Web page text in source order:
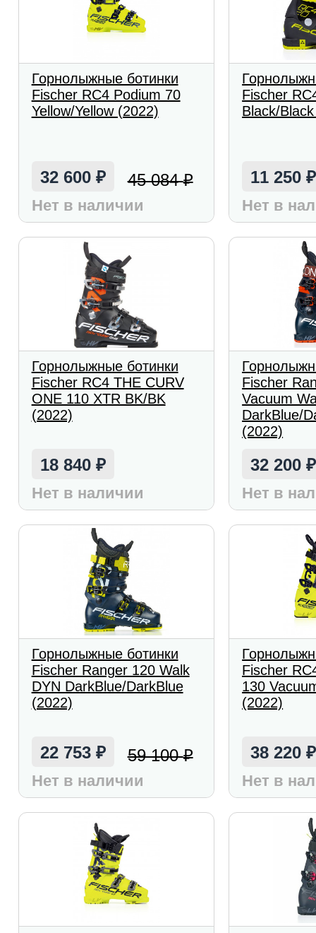
Горнолыжные ботинки
Fischer RC4 Podium 70
Yellow/Yellow (2022)
32 600 ₽ 45 084₽
Нет в наличии
Fischer
Black/
11 250₽
Нет в
Горнолыжные ботинки
Fischer RC4 THE CURV
ONE 110 XTR BK/BK
(2022)
18 840 ₽
Нет в наличии
Fischer
Vacuum
DarkBlue/
(2022)
32 200₽
Нет в
Горнолыжные ботинки
Fischer Ranger 120 Walk
DYN DarkBlue/DarkBlue
(2022)
22 753 ₽ 59 100₽
Нет в наличии
Fischer
130
(2022)
38 220₽
Нет в